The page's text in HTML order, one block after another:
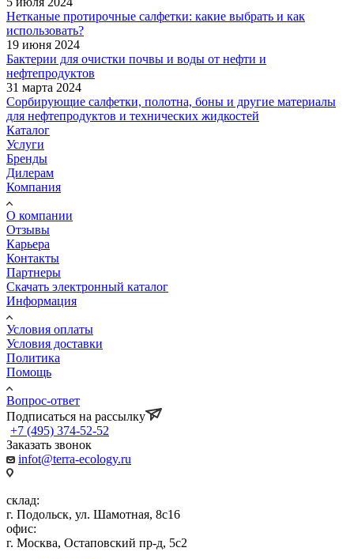
Нетканые протирочные салфетки: какие выбрать и как
использовать?
19 июня 2024
Бактерии для очистки почвы и воды от нефти и
нефтепродуктов
31 марта 2024
Сорбирующие салфетки, полотна, боны и другие материалы
для нефтепродуктов и технических жидкостей
Каталог
Услуги
Бренды
Дилерам
Компания
О компании
Отзывы
Карьера
Контакты
Партнеры
Скачать электронный каталог
Информация
Условия оплаты
Условия доставки
Политика
Помощь
Вопрос-ответ
Подписаться на рассылку
+7 (495) 374-52-52
Заказать звонок
infot@terra-ecology.ru
склад:
г. Подольск, ул. Шамотная, 8с16
офис:
г. Москва, Остаповский пр-д, 5с2